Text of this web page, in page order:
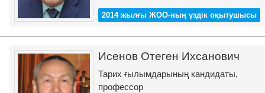
2014 жылғы ЖОО-ның үздік оқытушысы
Исенов Отеген Ихсанович
Тарих ғылымдарының кандидаты,
профессор